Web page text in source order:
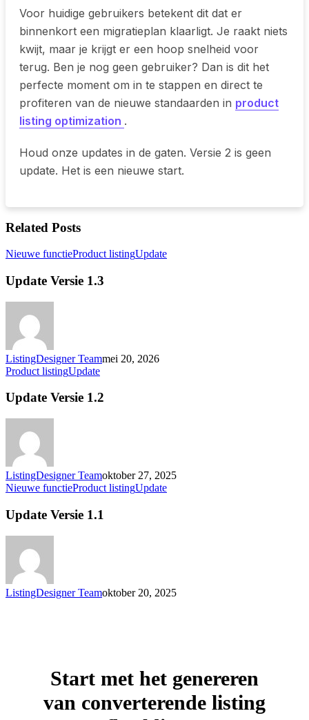
Voor huidige gebruikers betekent dit dat er
binnenkort een migratieplan klaarligt. Je raakt niets
kwijt, maar je krijgt er een hoop snelheid voor
terug. Ben je nog geen gebruiker? Dan is dit het
perfecte moment om in te stappen en direct te
profiteren van de nieuwe standaarden in product
listing optimization .
Houd onze updates in de gaten. Versie 2 is geen
update. Het is een nieuwe start.
Related Posts
Nieuwe functieProduct listingUpdateUpdate
Update Versie 1.3
ListingDesigner Teammei 20, 2026
Product listingUpdateUpdate
1.2
Update Versie 1.2
ListingDesigner Teamoktober 27, 2025
Nieuwe functieProduct listingUpdateUpdate
Update Versie 1.1
ListingDesigner Teamoktober 20, 2025
Start met het genereren
van converterende listing